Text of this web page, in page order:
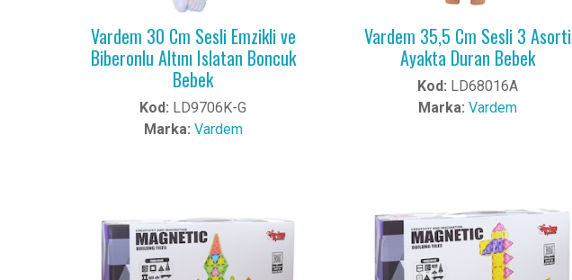
Vardem 30 Cm Sesli Emzikli ve
Biberonlu Altını Islatan Boncuk
Bebek
Kod: LD9706K-G
Marka: Vardem
Vardem 35,5 Cm Sesli 3 Asorti
Ayakta Duran Bebek
Kod: LD68016A
Marka: Vardem